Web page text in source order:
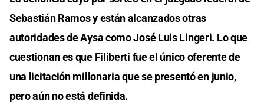
Sebastián Ramos y están alcanzados otras
autoridades de Aysa como José Luis Lingeri. Lo que
cuestionan es que Filiberti fue el único oferente de
una licitación millonaria que se presentó en junio,
pero aún no está definida.